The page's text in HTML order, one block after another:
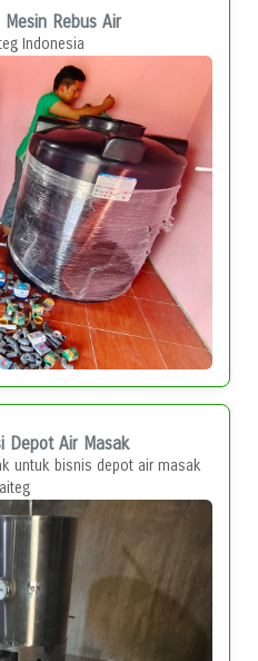
Mesin Rebus Air
Indonesia
Depot Air Masak
untuk bisnis depot air masak